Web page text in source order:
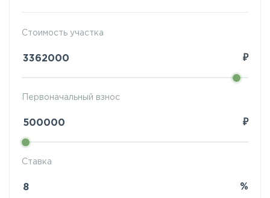
Стоимость участка
₽
Ставка
%
Первоначальный взнос
₽